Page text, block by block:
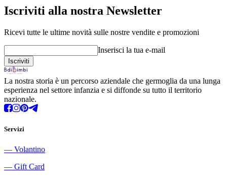
Iscriviti alla nostra Newsletter
Ricevi tutte le ultime novità sulle nostre vendite e promozioni
Inserisci la tua e-mail
La nostra storia è un percorso aziendale che germoglia da una lunga
esperienza nel settore infanzia e si diffonde su tutto il territorio
nazionale.
Servizi
― Volantino
― Gift Card